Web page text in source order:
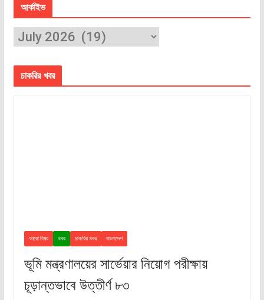
আর্কাইভ
চাকরির খবর
আরো বিষয় খবর চাকরির খবর বাংলাদেশ
ভূমি মন্ত্রণালয়ের সার্ভেয়ার নিয়োগ পরীক্ষায়
চূড়ান্তভাবে উত্তীর্ণ ৮৩